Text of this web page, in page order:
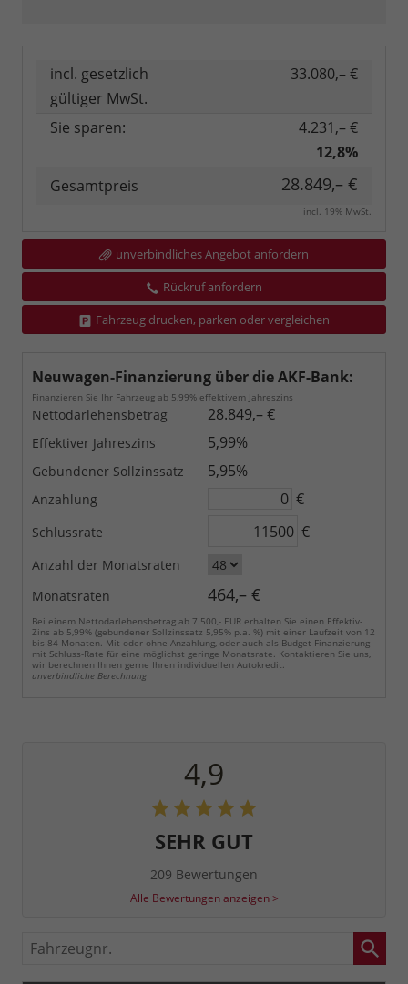
incl. gesetzlich
gültiger MwSt.
33.080,– €
Sie sparen:
4.231,– €
12,8%
Gesamtpreis
28.849,– €
incl. 19% MwSt.
unverbindliches Angebot anfordern
Rückruf anfordern
Fahrzeug drucken, parken oder vergleichen
Neuwagen-Finanzierung über die AKF-Bank:
Finanzieren Sie Ihr Fahrzeug ab 5,99% effektivem Jahreszins
Nettodarlehensbetrag 28.849,– €
Effektiver Jahreszins 5,99%
Gebundener Sollzinssatz 5,95%
Anzahlung €
Schlussrate €
Anzahl der Monatsraten
Monatsraten
464,– €
Bei einem Nettodarlehensbetrag ab 7.500,- EUR erhalten Sie einen Effektiv-
Zins ab 5,99% (gebundener Sollzinssatz 5,95% p.a. %) mit einer Laufzeit von 12
bis 84 Monaten. Mit oder ohne Anzahlung, oder auch als Budget-Finanzierung
mit Schluss-Rate für eine möglichst geringe Monatsrate. Kontaktieren Sie uns,
wir berechnen Ihnen gerne Ihren individuellen Autokredit.
unverbindliche Berechnung
4,9
SEHR GUT
209 Bewertungen
Alle Bewertungen anzeigen >
Fahrzeugnr.